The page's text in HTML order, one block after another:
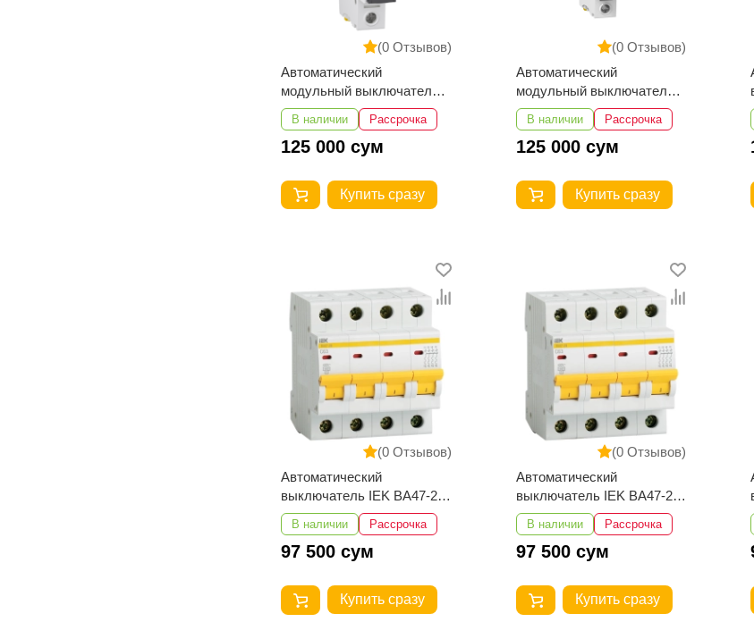
(0 Отзывов)
Автоматический
модульный выключатель
A9F74102 iC60N C 2A 1P
В наличии Рассрочка
125 000 сум
Купить сразу
(0 Отзывов)
Автоматический
модульный выключатель
Schneider Electric A9F74101
1п C 1А iC60N
В наличии Рассрочка
125 000 сум
Купить сразу
(0 Отзывов)
Автоматический
выключатель IEK ВА47-29
4Р 40А 4,5кА
В наличии Рассрочка
97 500 сум
Купить сразу
(0 Отзывов)
Автоматический
выключатель IEK ВА47-29
4Р 32А 4,5кА
В наличии Рассрочка
97 500 сум
Купить сразу